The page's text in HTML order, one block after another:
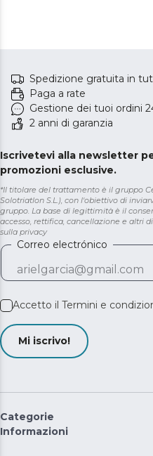
Spedizione gratuita in
Paga a rate
Gestione dei tuoi ordini
2 anni di garanzia
Iscrivetevi alla newsletter
promozioni esclusive.
*Il titolare del trattamento è il gruppo
Solotriatlon S.L.), con l'obiettivo di
gruppo. La base di legittimità è il
accesso, rettifica, cancellazione e altri
sulla privacy
Correo electrónico
Accetto il Termini e
Mi iscrivo!
Categorie
Informazioni